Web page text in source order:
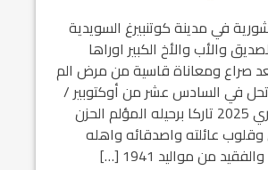
في مدينة كوتنبيرغ السويدية
والأب والأخ الكبير اوراها
صراع ومعاناة قاسية من مرض الم
في السادس عشر من أوكتوبير /
تشرين الأول الجاري 2025 تاركا برحيله المؤلم الحزن
عائلته واصدقائه واهله
من مواليد 1941 […]